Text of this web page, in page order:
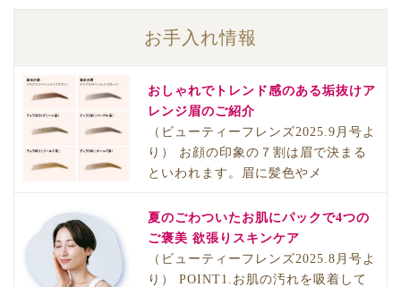
お手入れ情報
おしゃれでトレンド感のある垢抜けア
レンジ眉のご紹介
（ビューティーフレンズ2025.9月号よ
り） お顔の印象の７割は眉で決まる
といわれます。眉に髪色やメ
夏のごわついたお肌にパックで4つの
ご褒美 欲張りスキンケア
（ビューティーフレンズ2025.8月号よ
り） POINT1.お肌の汚れを吸着して